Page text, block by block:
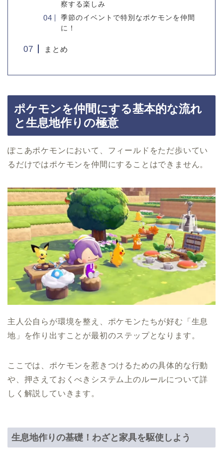
察する楽しみ
季節のイベントで特別なポケモンを仲間
に！
まとめ
ポケモンを仲間にする基本的な流れ
と生息地作りの極意
ぽこあポケモンにおいて、フィールドをただ歩いてい
るだけではポケモンを仲間にすることはできません。
主人公自らが環境を整え、ポケモンたちが好む「生息
地」を作り出すことが最初のステップとなります。
ここでは、ポケモンを惹きつけるための具体的な行動
や、押さえておくべきシステム上のルールについて詳
しく解説していきます。
生息地作りの基礎！わざと家具を駆使しよう